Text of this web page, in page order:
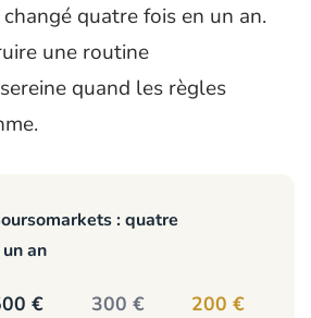
quatre fois en un an.
une routine
quand les règles
: quatre
an
€ 300 € 200 €